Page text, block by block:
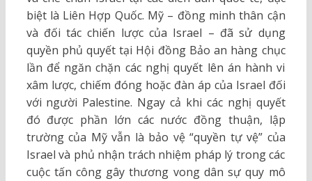
biệt là Liên Hợp Quốc. Mỹ – đồng minh thân cận
và đối tác chiến lược của Israel – đã sử dụng
quyền phủ quyết tại Hội đồng Bảo an hàng chục
lần để ngăn chặn các nghị quyết lên án hành vi
xâm lược, chiếm đóng hoặc đàn áp của Israel đối
với người Palestine. Ngay cả khi các nghị quyết
đó được phần lớn các nước đồng thuận, lập
trường của Mỹ vẫn là bảo vệ “quyền tự vệ” của
Israel và phủ nhận trách nhiệm pháp lý trong các
cuộc tấn công gây thương vong dân sự quy mô